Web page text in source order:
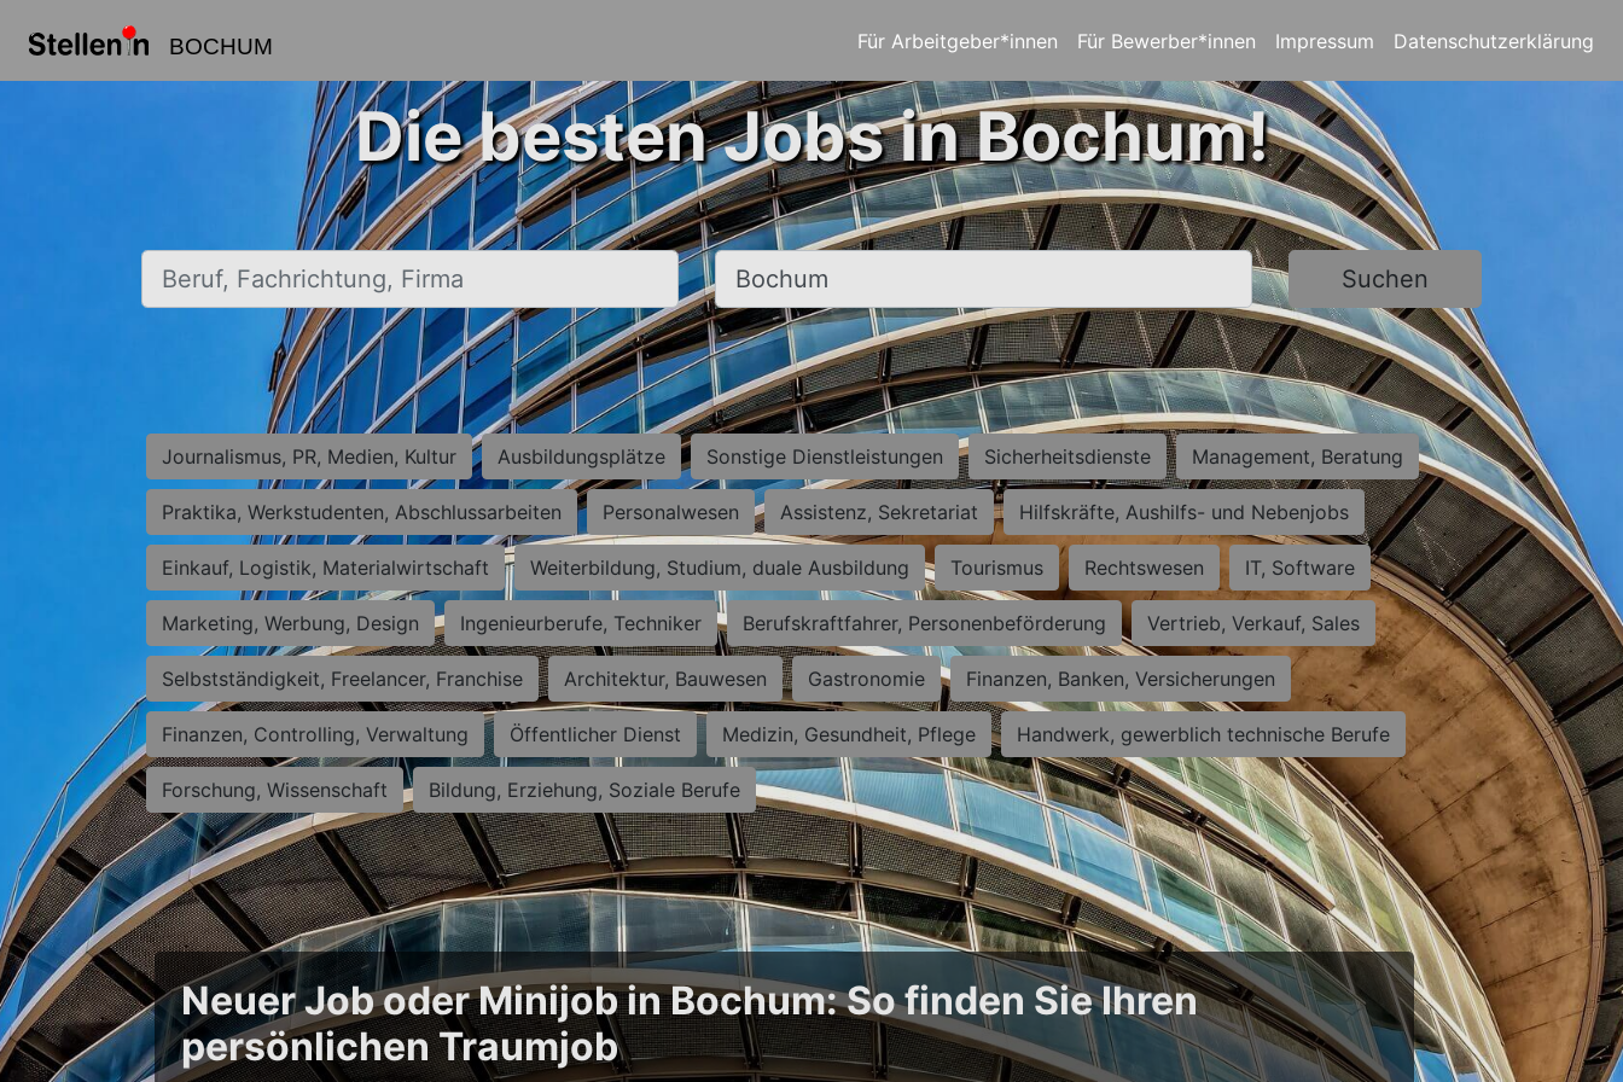
BOCHUM Für Arbeitgeber*innen Für Bewerber*innen Impressum Datenschutzerklärung
Die besten Jobs in Bochum!
Beruf, Fachrichtung, Firma Ort, Stadt Suchen
Journalismus, PR, Medien, Kultur Ausbildungsplätze Sonstige Dienstleistungen Sicherheitsdienste Management, Beratung
Praktika, Werkstudenten, Abschlussarbeiten Personalwesen Assistenz, Sekretariat Hilfskräfte, Aushilfs- und Nebenjobs
Einkauf, Logistik, Materialwirtschaft Weiterbildung, Studium, duale Ausbildung Tourismus Rechtswesen IT, Software
Marketing, Werbung, Design Ingenieurberufe, Techniker Berufskraftfahrer, Personenbeförderung Vertrieb, Verkauf, Sales
Selbstständigkeit, Freelancer, Franchise Architektur, Bauwesen Gastronomie Finanzen, Banken, Versicherungen
Finanzen, Controlling, Verwaltung Öffentlicher Dienst Medizin, Gesundheit, Pflege Handwerk, gewerblich technische Berufe
Forschung, Wissenschaft Bildung, Erziehung, Soziale Berufe
Neuer Job oder Minijob in Bochum: So finden Sie Ihren
persönlichen Traumjob